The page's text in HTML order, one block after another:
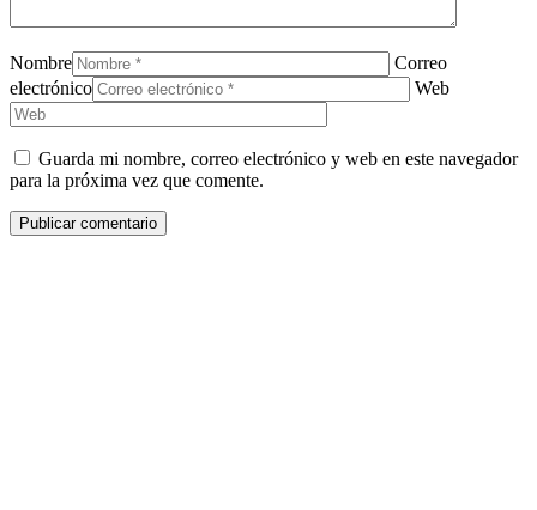
Nombre
Correo
electrónico
Web
Guarda mi nombre, correo electrónico y web en este navegador
para la próxima vez que comente.